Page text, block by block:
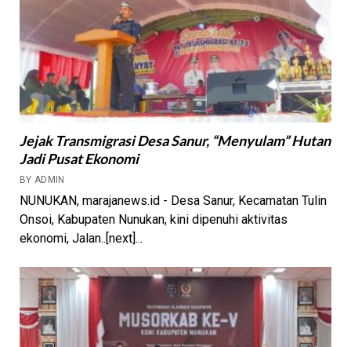
Jejak Transmigrasi Desa Sanur, “Menyulam” Hutan
Jadi Pusat Ekonomi
BY ADMIN
NUNUKAN, marajanews.id - Desa Sanur, Kecamatan Tulin
Onsoi, Kabupaten Nunukan, kini dipenuhi aktivitas
ekonomi, Jalan..[next]...